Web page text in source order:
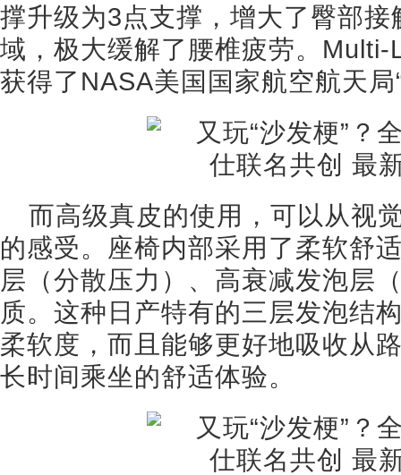
撑升级为3点支撑，增大了臀部
域，极大缓解了腰椎疲劳。
获得了NASA美国国家航空航天
而高级真皮的使用，可以从视
的感受。座椅内部采用了柔软舒
层（分散压力）、高衰减发泡层
质。这种日产特有的三层发泡结
柔软度，而且能够更好地吸收从
长时间乘坐的舒适体验。